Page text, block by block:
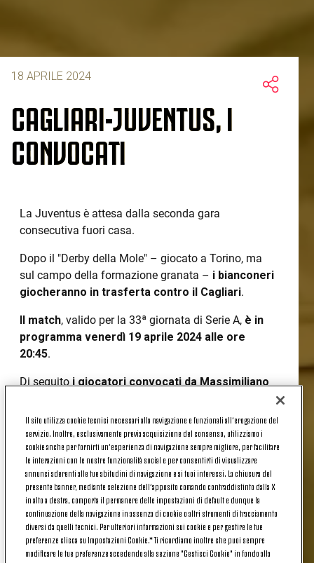
18 APRILE 2024
CAGLIARI-JUVENTUS, I
CONVOCATI
La Juventus è attesa dalla seconda gara
consecutiva fuori casa.
Dopo il "Derby della Mole" – giocato a Torino, ma
sul campo della formazione granata – i bianconeri
giocheranno in trasferta contro il Cagliari.
Il match, valido per la 33ª giornata di Serie A, è in
programma venerdì 19 aprile 2024 alle ore
20:45.
Di seguitoi giocatori convocati da Massimiliano
I CONVOCATI
1 Szczesny
2 De Sciglio
3 Bremer
4 Gatti
Il sito utilizza cookie tecnici necessari alla navigazione e funzionali all’erogazione del
servizio. Inoltre, esclusivamente previa acquisizione del consenso, utilizziamo i
cookie anche per fornirti un’esperienza di navigazione sempre migliore, per facilitare
le interazioni con le nostre funzionalità social e per consentirti di visualizzare
annunci aderenti alle tue abitudini di navigazione e ai tuoi interessi. La chiusura del
presente banner, mediante selezione dell’apposito comando contraddistinto dalla X
in alto a destra, comporta il permanere delle impostazioni di default e dunque la
continuazione della navigazione in assenza di cookie o altri strumenti di tracciamento
diversi da quelli tecnici. Per ulteriori informazioni sui cookie e per gestire le tue
preferenze clicca su Impostazioni Cookie.* Ti ricordiamo inoltre che puoi sempre
modificare le tue preferenze accedendo alla sezione "Gestisci Cookie" in fondo alla